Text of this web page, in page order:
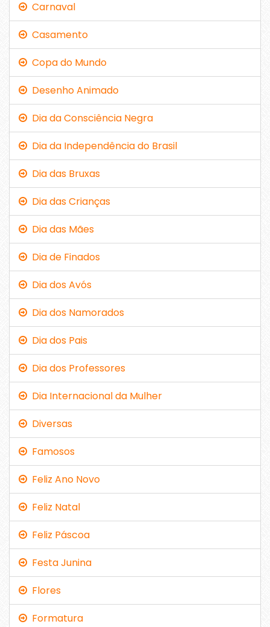
Carnaval
Casamento
Copa do Mundo
Desenho Animado
Dia da Consciência Negra
Dia da Independência do Brasil
Dia das Bruxas
Dia das Crianças
Dia das Mães
Dia de Finados
Dia dos Avós
Dia dos Namorados
Dia dos Pais
Dia dos Professores
Dia Internacional da Mulher
Diversas
Famosos
Feliz Ano Novo
Feliz Natal
Feliz Páscoa
Festa Junina
Flores
Formatura